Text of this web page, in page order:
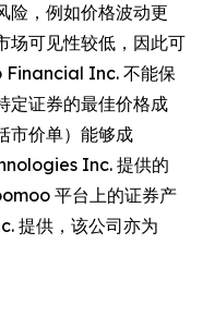
险，例如价格波动更
场可见性较低，因此可
Financial Inc. 不能保
定证券的最佳价格成
市价单）能够成
Inc. 提供的
平台上的证券产
提供，该公司亦为